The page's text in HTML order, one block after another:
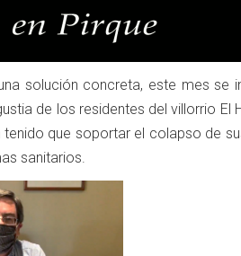
solución concreta, este mes se
de los residentes del villorrio El
que soportar el colapso de
sanitarios.